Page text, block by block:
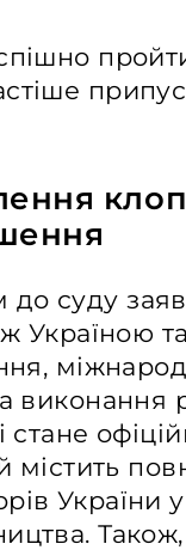
суду
Україною
виконання
містить
України
Також,